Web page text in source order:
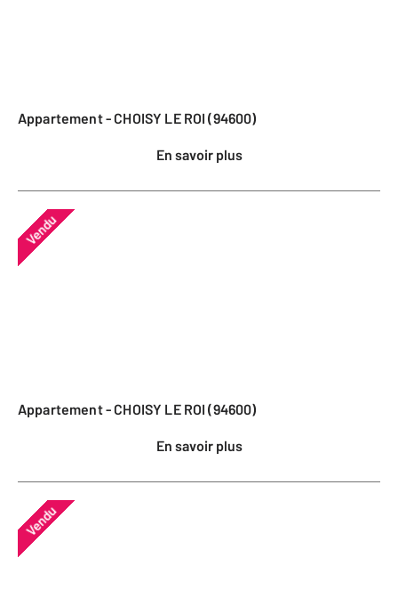
Appartement - CHOISY LE ROI (94600)
En savoir plus
Vendu
Appartement - CHOISY LE ROI (94600)
En savoir plus
Vendu